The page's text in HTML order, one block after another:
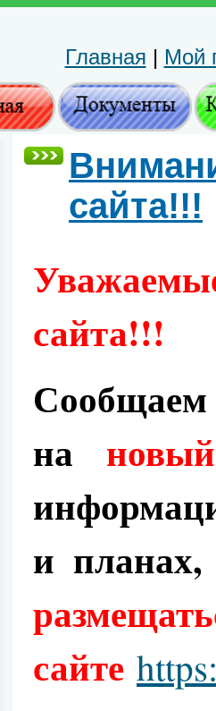
Главная | Мой
сайта!!!
сайта!!!
на
и планах,
сайте